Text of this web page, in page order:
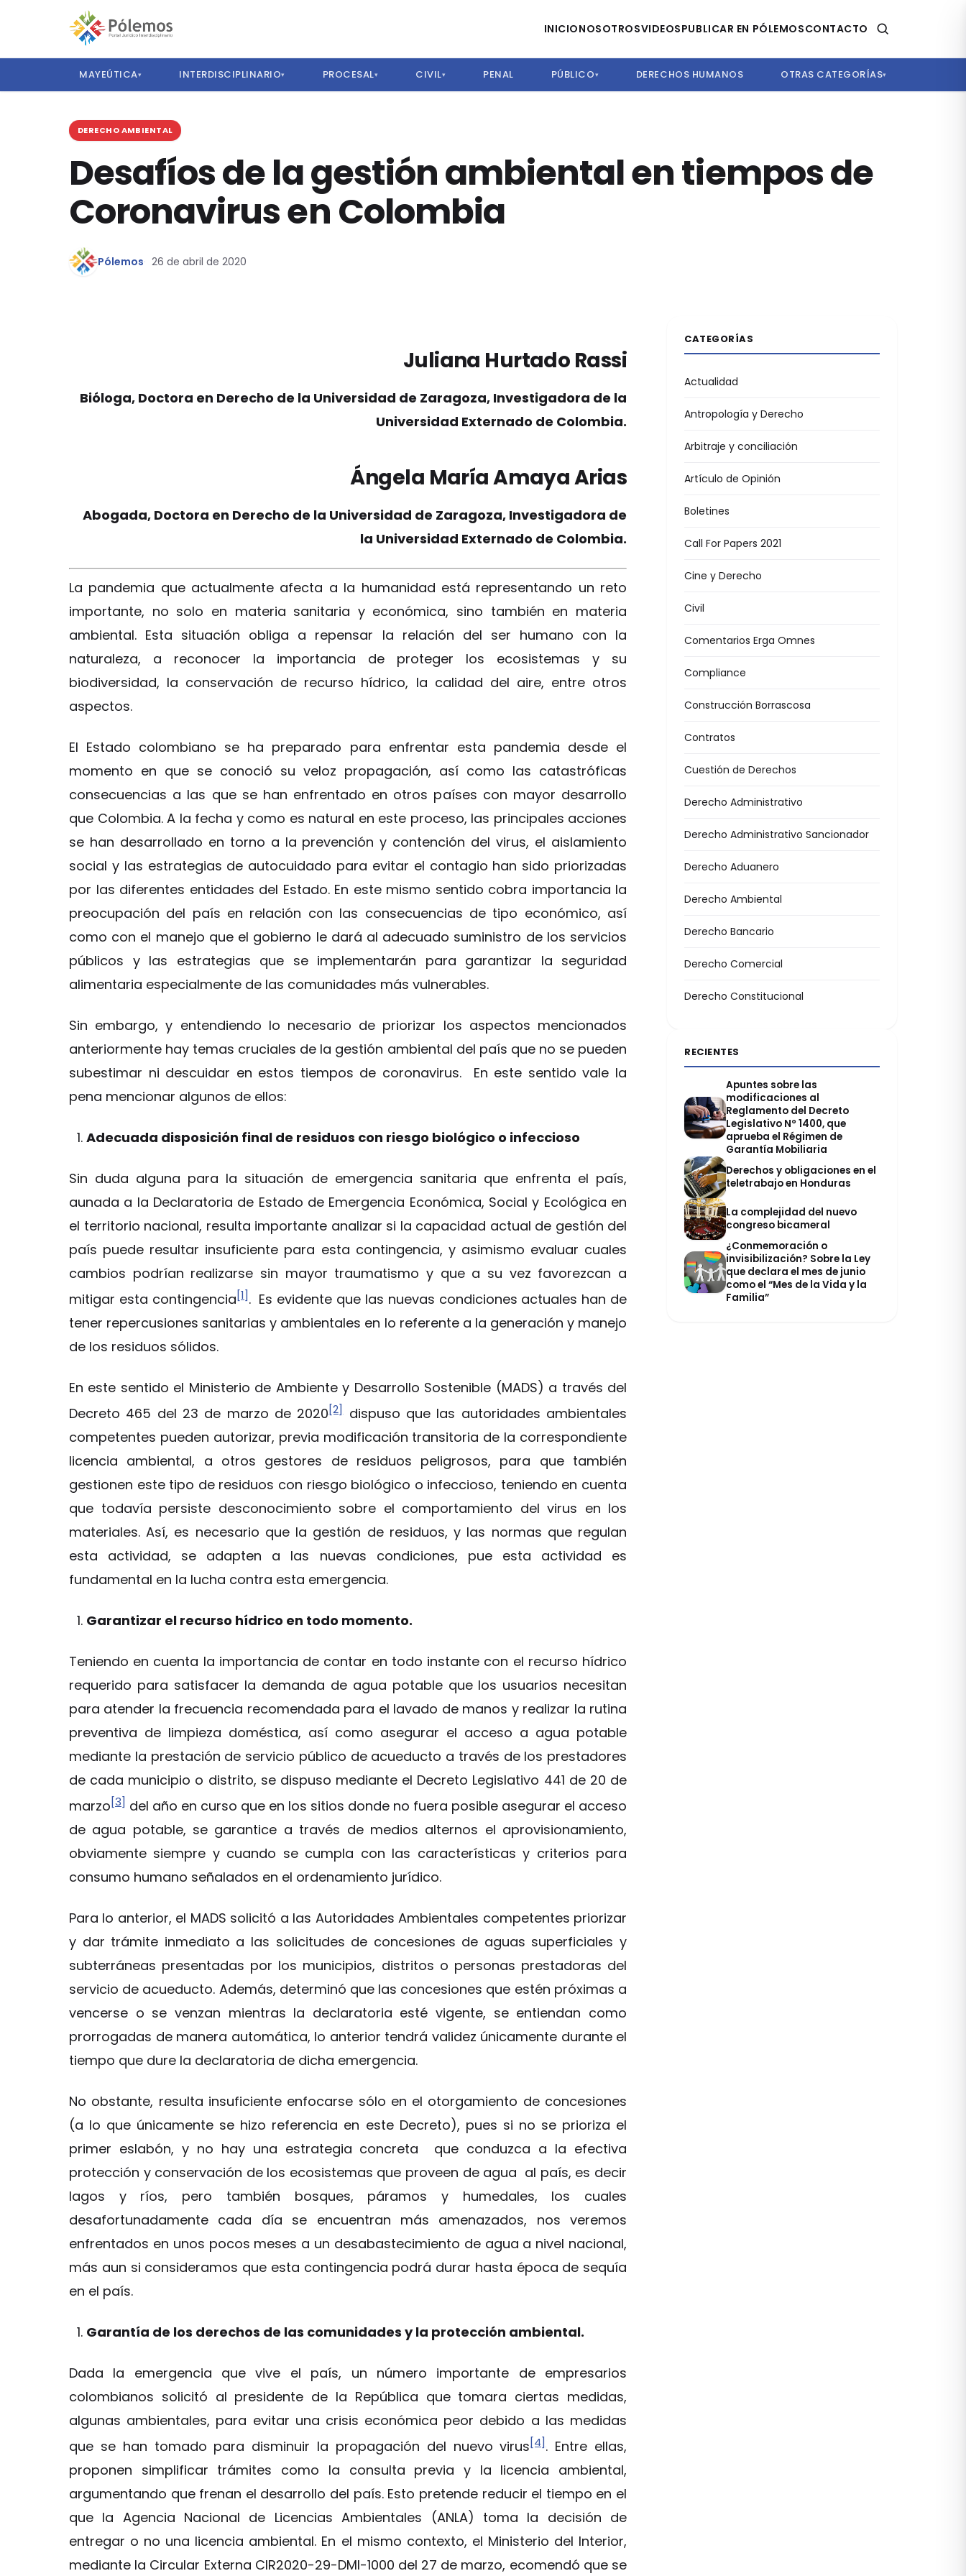
INICIONOSOTROSVIDEOSPUBLICAR EN PÓLEMOSCONTACTO
MAYEÚTICA▾ INTERDISCIPLINARIO▾ PROCESAL▾ CIVIL▾ PENAL PÚBLICO▾ DERECHOS HUMANOS OTRAS CATEGORÍAS▾
DERECHO AMBIENTAL
Desafíos de la gestión ambiental en tiempos de
Coronavirus en Colombia
Pólemos 26 de abril de 2020
Juliana Hurtado Rassi
Bióloga, Doctora en Derecho de la Universidad de Zaragoza, Investigadora de la
Universidad Externado de Colombia.
Ángela María Amaya Arias
Abogada, Doctora en Derecho de la Universidad de Zaragoza, Investigadora de
la Universidad Externado de Colombia.
La pandemia que actualmente afecta a la humanidad está representando un reto
importante, no solo en materia sanitaria y económica, sino también en materia
ambiental. Esta situación obliga a repensar la relación del ser humano con la
naturaleza, a reconocer la importancia de proteger los ecosistemas y su
biodiversidad, la conservación de recurso hídrico, la calidad del aire, entre otros
aspectos.
El Estado colombiano se ha preparado para enfrentar esta pandemia desde el
momento en que se conoció su veloz propagación, así como las catastróficas
consecuencias a las que se han enfrentado en otros países con mayor desarrollo
que Colombia. A la fecha y como es natural en este proceso, las principales acciones
se han desarrollado en torno a la prevención y contención del virus, el aislamiento
social y las estrategias de autocuidado para evitar el contagio han sido priorizadas
por las diferentes entidades del Estado. En este mismo sentido cobra importancia la
preocupación del país en relación con las consecuencias de tipo económico, así
como con el manejo que el gobierno le dará al adecuado suministro de los servicios
públicos y las estrategias que se implementarán para garantizar la seguridad
alimentaria especialmente de las comunidades más vulnerables.
Sin embargo, y entendiendo lo necesario de priorizar los aspectos mencionados
anteriormente hay temas cruciales de la gestión ambiental del país que no se pueden
subestimar ni descuidar en estos tiempos de coronavirus. En este sentido vale la
pena mencionar algunos de ellos:
Adecuada disposición final de residuos con riesgo biológico o infeccioso
Sin duda alguna para la situación de emergencia sanitaria que enfrenta el país,
aunada a la Declaratoria de Estado de Emergencia Económica, Social y Ecológica en
el territorio nacional, resulta importante analizar si la capacidad actual de gestión del
país puede resultar insuficiente para esta contingencia, y asimismo evaluar cuales
cambios podrían realizarse sin mayor traumatismo y que a su vez favorezcan a
mitigar esta contingencia[1]. Es evidente que las nuevas condiciones actuales han de
tener repercusiones sanitarias y ambientales en lo referente a la generación y manejo
de los residuos sólidos.
En este sentido el Ministerio de Ambiente y Desarrollo Sostenible (MADS) a través del
Decreto 465 del 23 de marzo de 2020[2]dispuso que las autoridades ambientales
competentes pueden autorizar, previa modificación transitoria de la correspondiente
licencia ambiental, a otros gestores de residuos peligrosos, para que también
gestionen este tipo de residuos con riesgo biológico o infeccioso, teniendo en cuenta
que todavía persiste desconocimiento sobre el comportamiento del virus en los
materiales. Así, es necesario que la gestión de residuos, y las normas que regulan
esta actividad, se adapten a las nuevas condiciones, pue esta actividad es
fundamental en la lucha contra esta emergencia.
Garantizar el recurso hídrico en todo momento.
Teniendo en cuenta la importancia de contar en todo instante con el recurso hídrico
requerido para satisfacer la demanda de agua potable que los usuarios necesitan
para atender la frecuencia recomendada para el lavado de manos y realizar la rutina
preventiva de limpieza doméstica, así como asegurar el acceso a agua potable
mediante la prestación de servicio público de acueducto a través de los prestadores
de cada municipio o distrito, se dispuso mediante el Decreto Legislativo 441 de 20 de
marzo[3] del año en curso que en los sitios donde no fuera posible asegurar el acceso
de agua potable, se garantice a través de medios alternos el aprovisionamiento,
obviamente siempre y cuando se cumpla con las características y criterios para
consumo humano señalados en el ordenamiento jurídico.
Para lo anterior, el MADS solicitó a las Autoridades Ambientales competentes priorizar
y dar trámite inmediato a las solicitudes de concesiones de aguas superficiales y
subterráneas presentadas por los municipios, distritos o personas prestadoras del
servicio de acueducto. Además, determinó que las concesiones que estén próximas a
vencerse o se venzan mientras la declaratoria esté vigente, se entiendan como
prorrogadas de manera automática, lo anterior tendrá validez únicamente durante el
tiempo que dure la declaratoria de dicha emergencia.
No obstante, resulta insuficiente enfocarse sólo en el otorgamiento de concesiones
(a lo que únicamente se hizo referencia en este Decreto), pues si no se prioriza el
primer eslabón, y no hay una estrategia concreta que conduzca a la efectiva
protección y conservación de los ecosistemas que proveen de agua al país, es decir
lagos y ríos, pero también bosques, páramos y humedales, los cuales
desafortunadamente cada día se encuentran más amenazados, nos veremos
enfrentados en unos pocos meses a un desabastecimiento de agua a nivel nacional,
más aun si consideramos que esta contingencia podrá durar hasta época de sequía
en el país.
Garantía de los derechos de las comunidades y la protección ambiental.
Dada la emergencia que vive el país, un número importante de empresarios
colombianos solicitó al presidente de la República que tomara ciertas medidas,
algunas ambientales, para evitar una crisis económica peor debido a las medidas
que se han tomado para disminuir la propagación del nuevo virus[4]. Entre ellas,
proponen simplificar trámites como la consulta previa y la licencia ambiental,
argumentando que frenan el desarrollo del país. Esto pretende reducir el tiempo en el
que la Agencia Nacional de Licencias Ambientales (ANLA) toma la decisión de
entregar o no una licencia ambiental. En el mismo contexto, el Ministerio del Interior,
mediante la Circular Externa CIR2020-29-DMI-1000 del 27 de marzo, ecomendó que se
CATEGORÍAS
Actualidad
Antropología y Derecho
Arbitraje y conciliación
Artículo de Opinión
Boletines
Call For Papers 2021
Cine y Derecho
Civil
Comentarios Erga Omnes
Compliance
Construcción Borrascosa
Contratos
Cuestión de Derechos
Derecho Administrativo
Derecho Administrativo Sancionador
Derecho Aduanero
Derecho Ambiental
Derecho Bancario
Derecho Comercial
Derecho Constitucional
RECIENTES
Apuntes sobre las
modificaciones al
Reglamento del Decreto
Legislativo Nº 1400, que
aprueba el Régimen de
Garantía Mobiliaria
Derechos y obligaciones en el
teletrabajo en Honduras
La complejidad del nuevo
congreso bicameral
¿Conmemoración o
invisibilización? Sobre la Ley
que declara el mes de junio
como el “Mes de la Vida y la
Familia”